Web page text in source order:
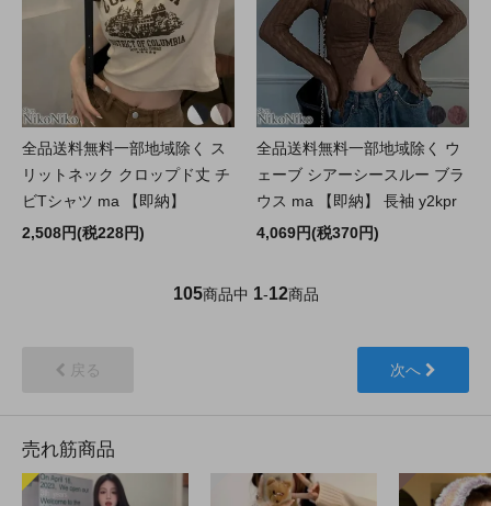
全品送料無料一部地域除く ス
リットネック クロップド丈 チ
ビTシャツ ma 【即納】
2,508円(税228円)
全品送料無料一部地域除く ウ
ェーブ シアーシースルー ブラ
ウス ma 【即納】 長袖 y2kpr
4,069円(税370円)
105商品中 1-12商品
戻る 次へ
売れ筋商品